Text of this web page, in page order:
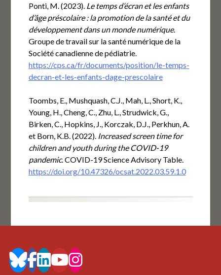
Ponti, M. (2023). Le temps d’écran et les enfants
d’âge préscolaire : la promotion de la santé et du
développement dans un monde numérique.
Groupe de travail sur la santé numérique de la
Société canadienne de pédiatrie.
https://cps.ca/fr/documents/position/le-temps-
decran-et-les-enfants-dage-prescolaire
Toombs, E., Mushquash, C.J., Mah, L., Short, K.,
Young, H., Cheng, C., Zhu, L., Strudwick, G.,
Birken, C., Hopkins, J., Korczak, D.J., Perkhun, A.
et Born, K.B. (2022). Increased screen time for
children and youth during the COVID-19
pandemic. COVID-19 Science Advisory Table.
https://doi.org/10.47326/ocsat.2022.03.59.1.0